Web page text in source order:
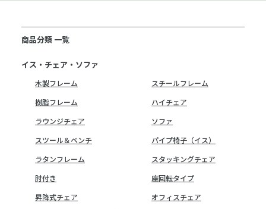
商品分類 一覧
イス・チェア・ソファ
木製フレーム
スチールフレーム
樹脂フレーム
ハイチェア
ラウンジチェア
ソファ
スツール＆ベンチ
パイプ椅子（イス）
ラタンフレーム
スタッキングチェア
肘付き
座回転タイプ
昇降式チェア
オフィスチェア